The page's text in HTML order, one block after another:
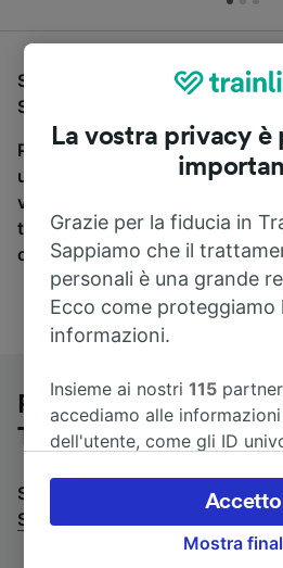
Se stai cercando un pullman per
St-Étienne la Terrasse, sei nel
Per trovare i biglietti dei
una ricerca in alto, e
viaggio in treno e in pullman.
trovare i biglietti per viaggiare
compagnie ferroviarie e dei
Pullman da Lione a
Terrasse
Stai cercando un viaggio di
St-Étienne la Terrasse a Lione
La vostra privacy
Grazie per la fiducia in
Sappiamo che il
personali è una grande
Ecco come proteggiamo
informazioni.
Insieme ai nostri115
accediamo alle
dell'utente, come gli ID
accettare o gestire le
clic di seguito, tra cui il
opporsi sulla base di un
Mostra
Accetto